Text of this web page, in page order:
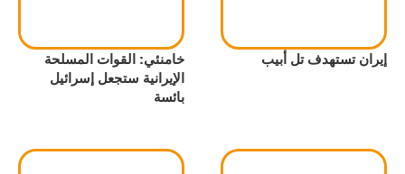
إيران تستهدف تل أبيب
خامنئي: القوات المسلحة
الإيرانية ستجعل إسرائيل
بائسة